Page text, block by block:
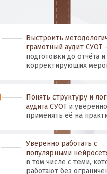
Выстроить
грамотный аудит СУОТ
подготовки до отчёта и
корректирующих
Понять структуру и
аудита СУОТ и уверенно
применять её на
Уверенно работать с
популярными
в том числе с теми,
работают без